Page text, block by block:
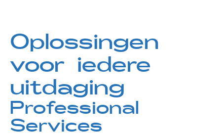
Oplossingen
voor iedere
uitdaging
Professional
Services